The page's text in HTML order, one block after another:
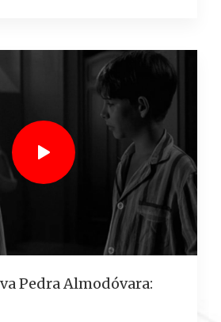
Pedra Almodóvara: